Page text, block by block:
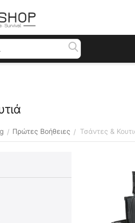
/ Πρώτες Βοήθειες / Τσάντες &